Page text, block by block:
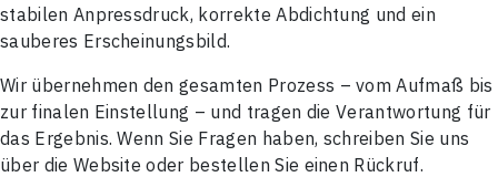
stabilen Anpressdruck, korrekte Abdichtung und ein
sauberes Erscheinungsbild.
Wir übernehmen den gesamten Prozess – vom Aufmaß bis
zur finalen Einstellung – und tragen die Verantwortung für
das Ergebnis. Wenn Sie Fragen haben, schreiben Sie uns
über die Website oder bestellen Sie einen Rückruf.